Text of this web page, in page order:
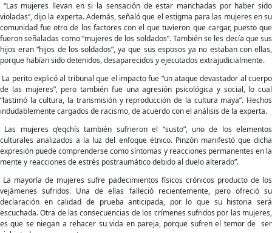
“Las mujeres llevan en si la sensación de estar manchadas por haber sido
violadas”, dijo la experta. Además, señaló que el estigma para las mujeres en su
comunidad fue otro de los factores con el que tuvieron que cargar, puesto que
fueron señaladas como “mujeres de los soldados”. También se les decía que sus
hijos eran “hijos de los soldados”, ya que sus esposos ya no estaban con ellas,
porque habían sido detenidos, desaparecidos y ejecutados extrajudicialmente.
La perito explicó al tribunal que el impacto fue “un ataque devastador al cuerpo
de las mujeres”, pero también fue una agresión psicológica y social, lo cual
“lastimó la cultura, la transmisión y reproducción de la cultura maya”. Hechos
indudablemente cargados de racismo, de acuerdo con el análisis de la experta.
Las mujeres q’eqchís también sufrieron el “susto”, uno de los elementos
culturales analizados a la luz del enfoque étnico. Pinzón manifestó que dicha
expresión puede comprenderse como síntomas y reacciones permanentes en la
mente y reacciones de estrés postraumático debido al duelo alterado”.
La mayoría de mujeres sufre padecimientos físicos crónicos producto de los
vejámenes sufridos. Una de ellas falleció recientemente, pero ofreció su
declaración en calidad de prueba anticipada, por lo que su historia será
escuchada. Otra de las consecuencias de los crímenes sufridos por las mujeres,
es que se niegan a rehacer su vida en pareja, porque sufren el temor de ser